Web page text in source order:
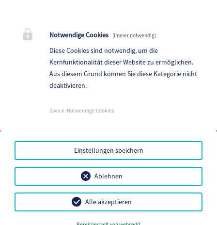
St. Gertraud 1, 9413 St.Gertraud
Telefon: +43 4352 72 180
E-Mail:frantschach@ktn.gde.at
Heute,Geschlossen
Heute,Geschlossen
Mehr...
Amtssignatur
Handy-Signatur
Sitemap
Impressum
Notwendige Cookies (immer notwendig)
Diese Cookies sind notwendig, um die
Kernfunktionalität dieser Website zu ermöglichen.
Aus diesem Grund können Sie diese Kategorie nicht
deaktivieren.
Zweck: Notwendige Cookies
Ablehnen
Einstellungen speichern
Alle akzeptieren